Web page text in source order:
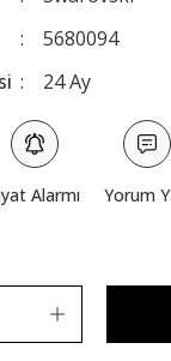
5680094
24 Ay
Alarmı Yorum